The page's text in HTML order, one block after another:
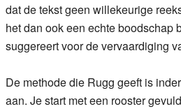
dat de tekst geen willekeurige
het dan ook een echte boodschap
suggereert voor de vervaardiging
De methode die Rugg geeft is
aan. Je start met een rooster